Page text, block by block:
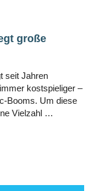
große
seit Jahren
kostspieliger –
Booms. Um diese
Vielzahl …